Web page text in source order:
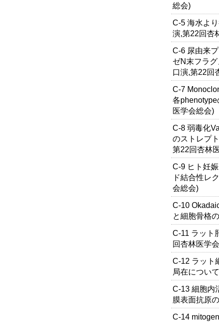
総会)
C-5 海水よ
演,第22回杏
C-6 尿由来
ゼN末フラ
口演,第22回
C-7
各
医学会総会)
C-8 弱毒化
のストレプ
第22回杏林
C-9 ヒト妊
ド結合性レ
会総会)
C-10
と細胞骨格
C-11 ラット
回杏林医学
C-12 ラット
局在につい
C-13 細胞内
膜表面抗原
C-14